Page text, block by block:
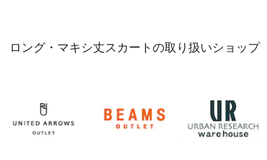
ロング・マキシ丈スカートの取り扱いショップ